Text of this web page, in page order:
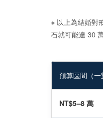
※ 以上為結婚對
石就可能達 30
預算區間（一
NT$5–8 萬